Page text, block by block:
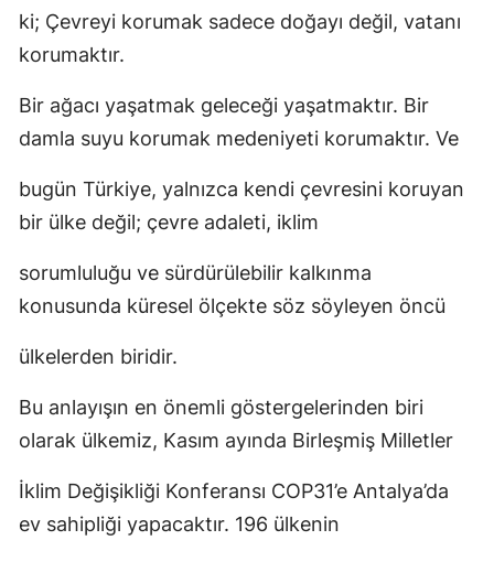
ki; Çevreyi korumak sadece doğayı değil, vatanı
korumaktır.
Bir ağacı yaşatmak geleceği yaşatmaktır. Bir
damla suyu korumak medeniyeti korumaktır. Ve
bugün Türkiye, yalnızca kendi çevresini koruyan
bir ülke değil; çevre adaleti, iklim
sorumluluğu ve sürdürülebilir kalkınma
konusunda küresel ölçekte söz söyleyen öncü
ülkelerden biridir.
Bu anlayışın en önemli göstergelerinden biri
olarak ülkemiz, Kasım ayında Birleşmiş Milletler
İklim Değişikliği Konferansı COP31’e Antalya’da
ev sahipliği yapacaktır. 196 ülkenin